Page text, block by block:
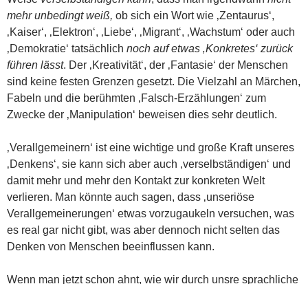
mehr unbedingt weiß, ob sich ein Wort wie ‚Zentaurus‘,
‚Kaiser‘, ‚Elektron‘, ‚Liebe‘, ‚Migrant‘, ‚Wachstum‘ oder auch
‚Demokratie‘ tatsächlich noch auf etwas ‚Konkretes‘ zurück
führen lässt. Der ‚Kreativität‘, der ‚Fantasie‘ der Menschen
sind keine festen Grenzen gesetzt. Die Vielzahl an Märchen,
Fabeln und die berühmten ‚Falsch-Erzählungen‘ zum
Zwecke der ‚Manipulation‘ beweisen dies sehr deutlich.
‚Verallgemeinern‘ ist eine wichtige und große Kraft unseres
‚Denkens‘, sie kann sich aber auch ‚verselbständigen‘ und
damit mehr und mehr den Kontakt zur konkreten Welt
verlieren. Man könnte auch sagen, dass ‚unseriöse
Verallgemeinerungen‘ etwas vorzugaukeln versuchen, was
es real gar nicht gibt, was aber dennoch nicht selten das
Denken von Menschen beeinflussen kann.
Wenn man jetzt schon ahnt, wie wir durch unsre sprachliche